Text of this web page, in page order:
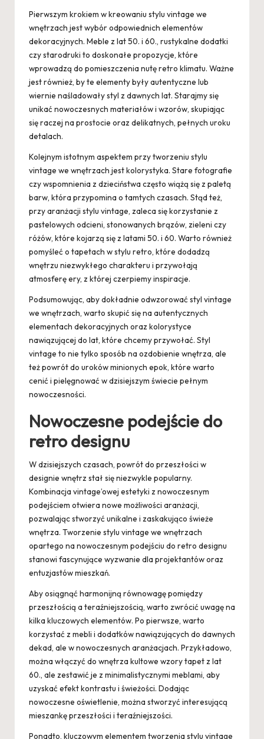
Pierwszym krokiem w kreowaniu stylu vintage we
wnętrzach jest wybór odpowiednich elementów
dekoracyjnych. Meble z lat 50. i 60., rustykalne dodatki
czy starodruki to doskonałe propozycje, które
wprowadzą do pomieszczenia nutę retro klimatu. Ważne
jest również, by te elementy były autentyczne lub
wiernie naśladowały styl z dawnych lat. Starajmy się
unikać nowoczesnych materiałów i wzorów, skupiając
się raczej na prostocie oraz delikatnych, pełnych uroku
detalach.
Kolejnym istotnym aspektem przy tworzeniu stylu
vintage we wnętrzach jest kolorystyka. Stare fotografie
czy wspomnienia z dzieciństwa często wiążą się z paletą
barw, która przypomina o tamtych czasach. Stąd też,
przy aranżacji stylu vintage, zaleca się korzystanie z
pastelowych odcieni, stonowanych brązów, zieleni czy
różów, które kojarzą się z latami 50. i 60. Warto również
pomyśleć o tapetach w stylu retro, które dodadzą
wnętrzu niezwykłego charakteru i przywołają
atmosferę ery, z której czerpiemy inspiracje.
Podsumowując, aby dokładnie odwzorować styl vintage
we wnętrzach, warto skupić się na autentycznych
elementach dekoracyjnych oraz kolorystyce
nawiązującej do lat, które chcemy przywołać. Styl
vintage to nie tylko sposób na ozdobienie wnętrza, ale
też powrót do uroków minionych epok, które warto
cenić i pielęgnować w dzisiejszym świecie pełnym
nowoczesności.
Nowoczesne podejście do
retro designu
W dzisiejszych czasach, powrót do przeszłości w
designie wnętrz stał się niezwykle popularny.
Kombinacja vintage’owej estetyki z nowoczesnym
podejściem otwiera nowe możliwości aranżacji,
pozwalając stworzyć unikalne i zaskakująco świeże
wnętrza. Tworzenie stylu vintage we wnętrzach
opartego na nowoczesnym podejściu do retro designu
stanowi fascynujące wyzwanie dla projektantów oraz
entuzjastów mieszkań.
Aby osiągnąć harmonijną równowagę pomiędzy
przeszłością a teraźniejszością, warto zwrócić uwagę na
kilka kluczowych elementów. Po pierwsze, warto
korzystać z mebli i dodatków nawiązujących do dawnych
dekad, ale w nowoczesnych aranżacjach. Przykładowo,
można włączyć do wnętrza kultowe wzory tapet z lat
60., ale zestawić je z minimalistycznymi meblami, aby
uzyskać efekt kontrastu i świeżości. Dodając
nowoczesne oświetlenie, można stworzyć interesującą
mieszankę przeszłości i teraźniejszości.
Ponadto, kluczowym elementem tworzenia stylu vintage